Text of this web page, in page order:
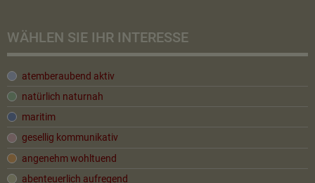
WÄHLEN SIE IHR INTERESSE
atemberaubend aktiv
natürlich naturnah
maritim
gesellig kommunikativ
angenehm wohltuend
abenteuerlich aufregend